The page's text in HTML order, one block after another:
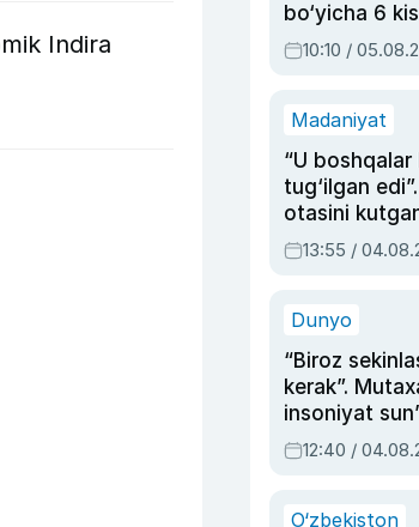
Indira
bo‘yicha 6
hukmi o‘qildi
10:10 /
Madaniyat
“U
tug‘ilgan
otasini
dublyaj ustasi
Ahmedovaning
13:55 /
Dunyo
“Biroz
kerak”.
insoniyat
intellektni
olmay
12:40 /
O‘zbekiston